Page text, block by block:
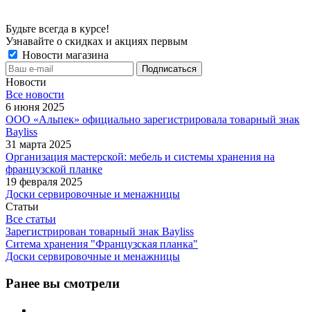
Будьте всегда в курсе!
Узнавайте о скидках и акциях первым
Новости магазина
Новости
Все новости
6 июня 2025
ООО «Альпек» официально зарегистрировала товарный знак
Bayliss
31 марта 2025
Организация мастерской: мебель и системы хранения на
французской планке
19 февраля 2025
Доски сервировочные и менажницы
Статьи
Все статьи
Зарегистрирован товарный знак Bayliss
Ситема хранения "Французская планка"
Доски сервировочные и менажницы
Ранее вы смотрели